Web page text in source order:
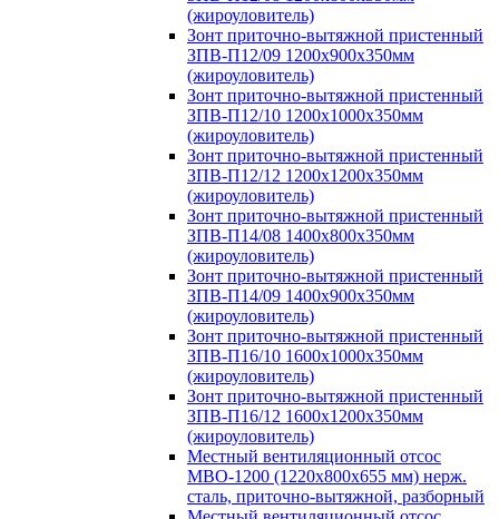
(жироуловитель)
Зонт приточно-вытяжной пристенный
ЗПВ-П12/09 1200х900х350мм
(жироуловитель)
Зонт приточно-вытяжной пристенный
ЗПВ-П12/10 1200х1000х350мм
(жироуловитель)
Зонт приточно-вытяжной пристенный
ЗПВ-П12/12 1200х1200х350мм
(жироуловитель)
Зонт приточно-вытяжной пристенный
ЗПВ-П14/08 1400х800х350мм
(жироуловитель)
Зонт приточно-вытяжной пристенный
ЗПВ-П14/09 1400х900х350мм
(жироуловитель)
Зонт приточно-вытяжной пристенный
ЗПВ-П16/10 1600х1000х350мм
(жироуловитель)
Зонт приточно-вытяжной пристенный
ЗПВ-П16/12 1600х1200х350мм
(жироуловитель)
Местный вентиляционный отсос
МВО-1200 (1220х800х655 мм) нерж.
сталь, приточно-вытяжной, разборный